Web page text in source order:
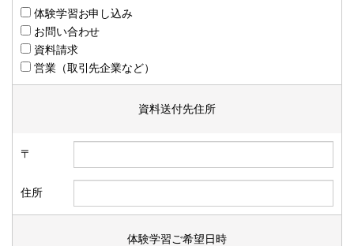
体験学習お申し込み
お問い合わせ
資料請求
営業（取引先企業など）
資料送付先住所
〒
住所
体験学習ご希望日時